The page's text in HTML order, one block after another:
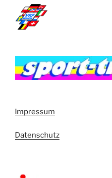
Impressum
Datenschutz